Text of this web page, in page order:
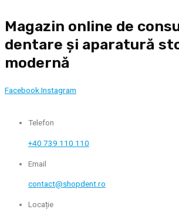
to
content
Magazin online de
dentare și aparatură
modernă
FacebookInstagram
Telefon
+40 739 110 110
Email
contact@shopdent.ro
Locație